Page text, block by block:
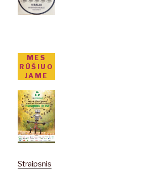
MES
RŪŠIUO
JAME
Straipsnis